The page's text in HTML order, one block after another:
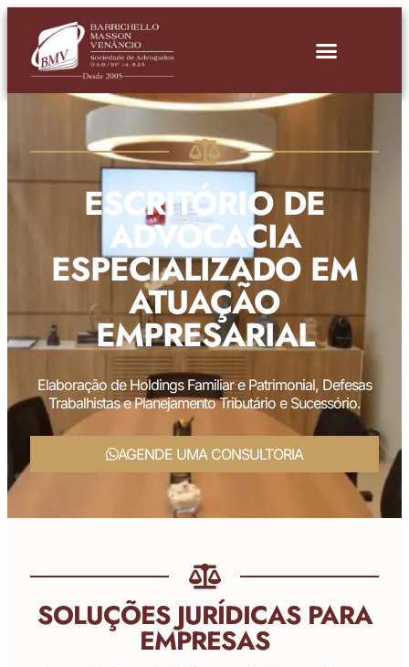
ESCRITÓRIO DE
ADVOCACIA
ESPECIALIZADO EM
ATUAÇÃO
EMPRESARIAL
Elaboração de Holdings Familiar e Patrimonial, Defesas
Trabalhistas e Planejamento Tributário e Sucessório.
AGENDE UMA CONSULTORIA
SOLUÇÕES JURÍDICAS PARA
EMPRESAS